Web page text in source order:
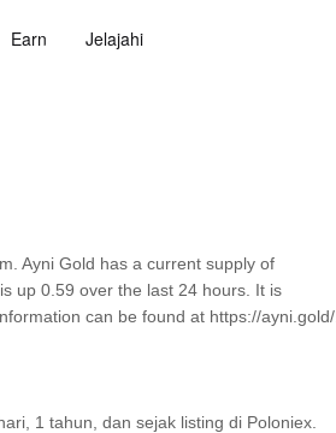
Earn Jelajahi
Ayni Gold has a current supply of
up 0.59 over the last 24 hours. It is
can be found at https://ayni.gold/.
1 tahun, dan sejak listing di Poloniex.